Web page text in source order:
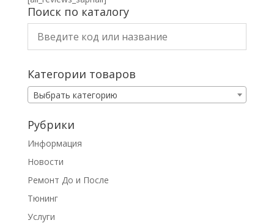
Поиск по каталогу
Категории товаров
Выбрать категорию
Рубрики
Информация
Новости
Ремонт До и После
Тюнинг
Услуги